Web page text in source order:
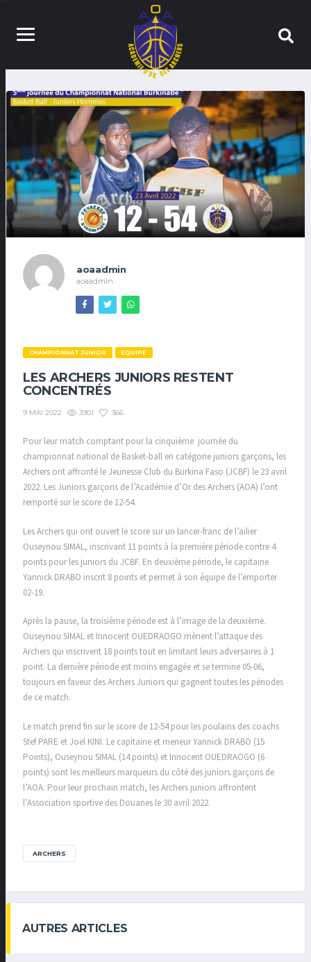
aoaadmin
aoaadmin
CHAMPIONNAT JUNIOR EQUIPE
LES ARCHERS JUNIORS RESTENT
CONCENTRÉS
9 MAI 2022 3901 366
Pour leur match comptant pour la cinquième journée du
championnat national de Basket-ball en catégorie juniors garçons, les
Archers ont affronté le Jeunesse Club du Burkina Faso (JCBF) le 23 avril
2022. Les Juniors garçons de l’Académie d’Or des Archers (AOA) l’ont
remporté sur le score de 12-54.
Les Archers qui ont ouvert le score sur un lancer-franc de l’ailier
Ouseynou SIMAL, inscrivant 11 points à la première période contre 4
points pour les juniors du JCBF. En deuxième période, le capitaine
Yannick DRABO inscrit 8 points et permet à son équipe de l’emporter
02-19.
Après la pause, la troisième période est à l’image de la deuxième.
Ouseynou SIMAL et Innocent OUEDRAOGO mènent l’attaque des
Archers qui inscrivent 18 points tout en limitant leurs adversaires à 1
point. La dernière période est moins engagée et se termine 05-06,
toujours en faveur des Archers Juniors qui gagnent toutes les périodes
de ce match.
Le match prend fin sur le score de 12-54 pour les poulains des coachs
Stef PARE et Joël KINI. Le capitaine et meneur Yannick DRABO (15
Points), Ouseynou SIMAL (14 points) et Innocent OUEDRAOGO (6
points) sont les meilleurs marqueurs du côté des juniors garçons de
l’AOA. Pour leur prochain match, les Archers juniors affrontent
l’Association sportive des Douanes le 30 avril 2022.
ARCHERS
AUTRES ARTICLES